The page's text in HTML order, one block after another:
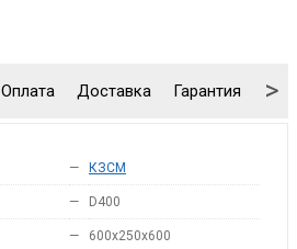
Оплата Доставка Гарантия >
— КЗСМ
— D400
— 600x250x600